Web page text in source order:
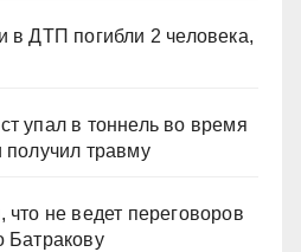
в ДТП погибли 2 человека,
упал в тоннель во время
получил травму
не ведет переговоров
Батракову